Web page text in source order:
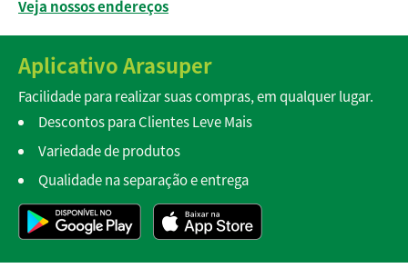
Veja nossos endereços
Aplicativo Arasuper
Facilidade para realizar suas compras, em qualquer lugar.
Descontos para Clientes Leve Mais
Variedade de produtos
Qualidade na separação e entrega